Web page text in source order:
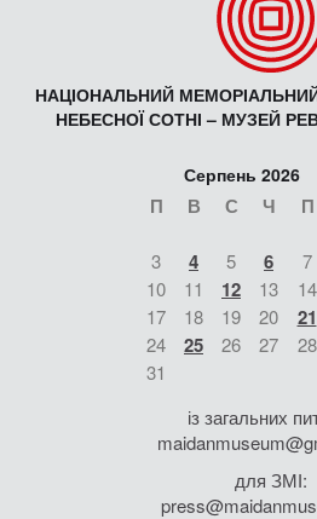
НАЦІОНАЛЬНИЙ
НЕБЕСНОЇ СОТНІ – МУЗЕЙ
Серпень 2026
П В С Ч П
3 4 5 6 7
10
11 12 13 14
17
18 19 20 21
24
25 26 27 28
31
із загальних
для ЗМІ: